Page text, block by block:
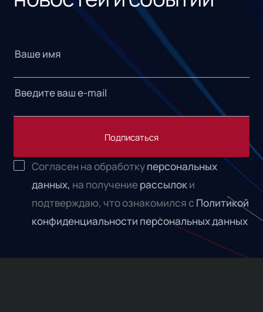
Подписаться
Согласен на обработкуперсональных
данных, на получениерассылоки
подтверждаю, что ознакомился с Политикой
конфиденциальности персональных данных